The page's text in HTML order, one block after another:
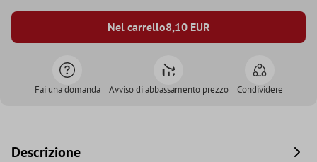
Nel carrello8,10EUR
Fai una domanda Avviso di abbassamento prezzo Condividere
Descrizione